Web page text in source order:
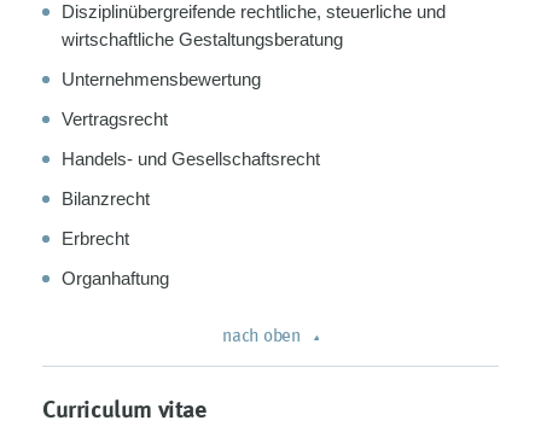
Disziplinübergreifende rechtliche, steuerliche und
wirtschaftliche Gestaltungsberatung
Unternehmensbewertung
Vertragsrecht
Handels- und Gesellschaftsrecht
Bilanzrecht
Erbrecht
Organhaftung
nach oben
Curriculum vitae